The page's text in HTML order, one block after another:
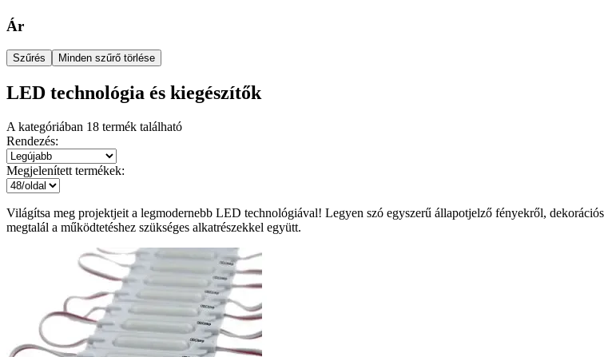
Ár
Szűrés Minden szűrő törlése
LED technológia és kiegészítők
A kategóriában 18 termék található
Rendezés:
Megjelenített termékek:
Világítsa meg projektjeit a legmodernebb LED technológiával! Legyen szó egyszerű állapotjelző fényekről,
megtalál a működtetéshez szükséges alkatrészekkel együtt.